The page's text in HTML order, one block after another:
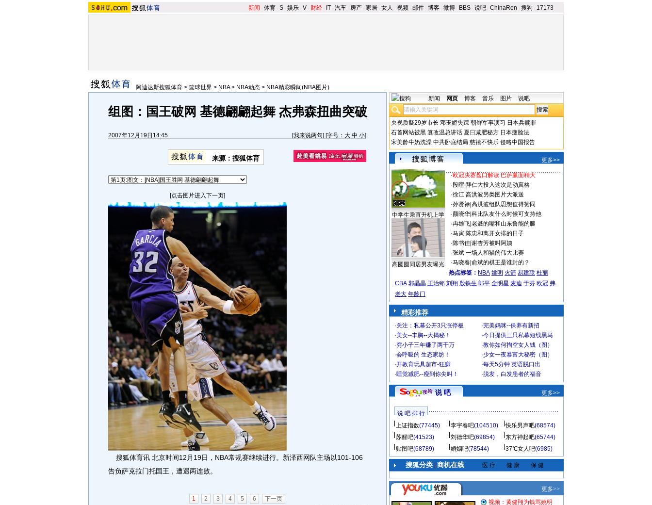
新闻 -体育-S-娱乐-V- 财经- IT-汽车- 房产-家居-女人 -视频-邮件-博客-微博- BBS-说吧-ChinaRen -搜狗 - 17173
阿迪达斯搜狐体育 > 篮球世界 > NBA> NBA动态 > NBA精彩瞬间(NBA图片)
组图：国王破网 基德翩翩起舞 杰弗森扭曲突破
2007年12月19日14:45 [我来说两句] [字号： 大 中 小]
来源：搜狐体育
[点击图片进入下一页]
搜狐体育讯 北京时间12月19日，NBA常规赛继续进行。新泽西网队主场以101-106
告负萨克拉门托国王，遭遇两连败。
1 2 3 4 5 6 下一页
新闻 网页 博客 音乐 图片 说吧
央视质疑29岁市长 邓玉娇失踪 朝鲜军事演习 日本兵赎罪
石首网站被黑 篡改温总讲话 夏日减肥秘方 日本瘦脸法
宋美龄牛奶洗澡 中共卧底结局 慈禧不快乐 侵略中国报告
更多>>
中学生乘直升机上学
高圆圆同居男友曝光
·欧冠决赛盘口解读 巴萨赢面稍大
·段暄 拜仁大投入这次是动真格
·徐江| 高洪波另类图片大派送
·孙贤禄| 高洪波组队思想值得赞同
·颜晓华| 科比队友什么时候可支持他
·冉雄飞| 老聂的嘴和山东鲁能的腿
·马寅| 陈忠和离开女排的日子
·陈书佳| 谢杏芳被叫阿姨
·张斌| 一场人和猫的伟大比赛
·马晓春| 俞斌的棋王是谁封的？
热点标签： NBA 姚明 火箭 易建联 杜丽
CBA 郭晶晶 王治郅 刘翔 殷铁生 郎平 全明星 麦迪 于芬 欧冠 弗
老大 年龄门
精彩推荐
·关注：私幕公开3只涨停板 ·完美妈咪--保养有新招
·美女--丰胸--大揭秘！ ·今日提供三只私幕短线黑马
·穷小子三年赚了两千万 ·教你如何掏空女人钱（图）
·会呼吸的 生态家纺！ ·少女一夜暴富大秘密（图）
·开教育玩具超市-狂赚 ·每天5分钟 英语脱口出
·睡觉减肥--瘦到你尖叫！ · 脱发，白发患者的福音
说 吧 更多>>
说 吧 排 行
上证指数(77445) 李宇春吧(104510) 快乐男声吧(68574)
苏醒吧(41523) 刘德华吧(69854) 东方神起吧(65744)
贴图吧(68789) 婚姻吧(78544) 37℃女人吧(6985)
搜狐分类| 商机在线 医 疗 健 康 保 健